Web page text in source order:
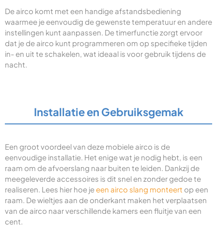
De airco komt met een handige afstandsbediening
waarmee je eenvoudig de gewenste temperatuur en andere
instellingen kunt aanpassen. De timerfunctie zorgt ervoor
dat je de airco kunt programmeren om op specifieke tijden
in- en uit te schakelen, wat ideaal is voor gebruik tijdens de
nacht.
Installatie en Gebruiksgemak
Een groot voordeel van deze mobiele airco is de
eenvoudige installatie. Het enige wat je nodig hebt, is een
raam om de afvoerslang naar buiten te leiden. Dankzij de
meegeleverde accessoires is dit snel en zonder gedoe te
realiseren. Lees hier hoe jeeen airco slang monteert op een
raam. De wieltjes aan de onderkant maken het verplaatsen
van de airco naar verschillende kamers een fluitje van een
cent.